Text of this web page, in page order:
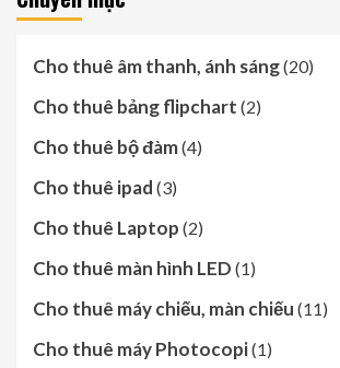
Cho thuê âm thanh, ánh sáng(20)
Cho thuê bảng flipchart (2)
Cho thuê bộ đàm(4)
Cho thuê ipad (3)
Cho thuê Laptop (2)
Cho thuê màn hình LED (1)
Cho thuê máy chiếu, màn chiếu (11)
Cho thuê máy Photocopi(1)